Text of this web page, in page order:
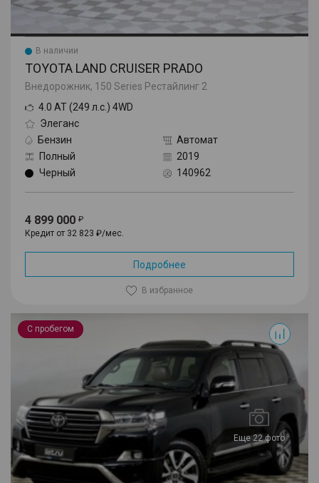
В наличии
TOYOTA LAND CRUISER PRADO
Внедорожник, 150 Series Рестайлинг 2
4.0 AT (249 л.с.) 4WD
Элеганс
Бензин
Автомат
Полный
2019
Черный
140962
4 899 000
Кредит от 32 823 ₽/мес.
Подробнее
В избранное
С пробегом
Еще 22 фото
Land Cruiser